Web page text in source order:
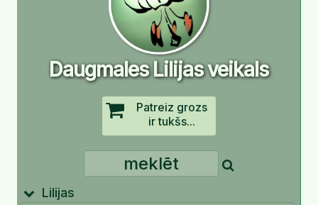
Daugmales Lilijas veikals
Patreiz grozs
ir tukšs...
Lilijas